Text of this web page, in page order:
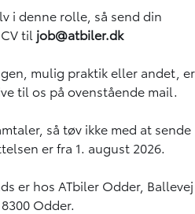
i denne rolle, så send din
til job@atbiler.dk
mulig praktik eller andet, er
til os på ovenstående mail.
så tøv ikke med at sende
er fra 1. august 2026.
er hos ATbiler Odder, Ballevej
Odder.